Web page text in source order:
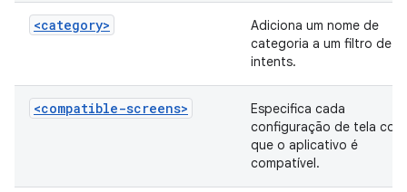
<category>
Adiciona um nome de
categoria a um filtro de
intents.
<compatible-screens>
Especifica cada
configuração de tela com
que o aplicativo é
compatível.